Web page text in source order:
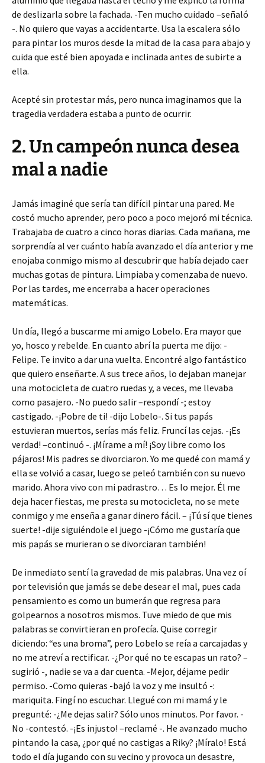
de deslizarla sobre la fachada. -Ten mucho cuidado –señaló
-. No quiero que vayas a accidentarte. Usa la escalera sólo
para pintar los muros desde la mitad de la casa para abajo y
cuida que esté bien apoyada e inclinada antes de subirte a
ella.
Acepté sin protestar más, pero nunca imaginamos que la
tragedia verdadera estaba a punto de ocurrir.
2. Un campeón nunca desea
mal a nadie
Jamás imaginé que sería tan difícil pintar una pared. Me
costó mucho aprender, pero poco a poco mejoró mi técnica.
Trabajaba de cuatro a cinco horas diarias. Cada mañana, me
sorprendía al ver cuánto había avanzado el día anterior y me
enojaba conmigo mismo al descubrir que había dejado caer
muchas gotas de pintura. Limpiaba y comenzaba de nuevo.
Por las tardes, me encerraba a hacer operaciones
matemáticas.
Un día, llegó a buscarme mi amigo Lobelo. Era mayor que
yo, hosco y rebelde. En cuanto abrí la puerta me dijo: -
Felipe. Te invito a dar una vuelta. Encontré algo fantástico
que quiero enseñarte. A sus trece años, lo dejaban manejar
una motocicleta de cuatro ruedas y, a veces, me llevaba
como pasajero. -No puedo salir –respondí -; estoy
castigado. -¡Pobre de ti! -dijo Lobelo-. Si tus papás
estuvieran muertos, serías más feliz. Fruncí las cejas. -¡Es
verdad! –continuó -. ¡Mírame a mí! ¡Soy libre como los
pájaros! Mis padres se divorciaron. Yo me quedé con mamá y
ella se volvió a casar, luego se peleó también con su nuevo
marido. Ahora vivo con mi padrastro… Es lo mejor. Él me
deja hacer fiestas, me presta su motocicleta, no se mete
conmigo y me enseña a ganar dinero fácil. – ¡Tú sí que tienes
suerte! -dije siguiéndole el juego -¡Cómo me gustaría que
mis papás se murieran o se divorciaran también!
De inmediato sentí la gravedad de mis palabras. Una vez oí
por televisión que jamás se debe desear el mal, pues cada
pensamiento es como un bumerán que regresa para
golpearnos a nosotros mismos. Tuve miedo de que mis
palabras se convirtieran en profecía. Quise corregir
diciendo: “es una broma”, pero Lobelo se reía a carcajadas y
no me atreví a rectificar. -¿Por qué no te escapas un rato? –
sugirió -, nadie se va a dar cuenta. -Mejor, déjame pedir
permiso. -Como quieras -bajó la voz y me insultó -:
mariquita. Fingí no escuchar. Llegué con mi mamá y le
pregunté: -¿Me dejas salir? Sólo unos minutos. Por favor. -
No -contestó. -¡Es injusto! –reclamé -. He avanzado mucho
pintando la casa, ¿por qué no castigas a Riky? ¡Míralo! Está
todo el día jugando con su vecino y provoca un desastre,